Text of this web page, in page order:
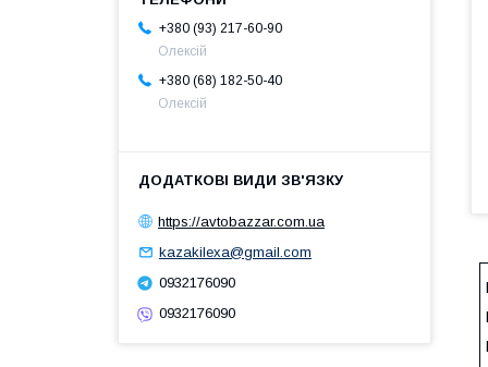
+380 (93) 217-60-90
Олексій
+380 (68) 182-50-40
Олексій
https://avtobazzar.com.ua
kazakilexa@gmail.com
0932176090
0932176090